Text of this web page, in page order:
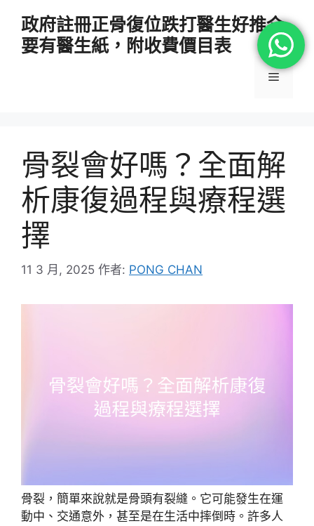
政府註冊正骨復位跌打醫生好推介
要有醫生紙，附收費價目表
選
骨裂會好嗎？全面解
析康復過程與療程選
擇
11 3 月, 2025 作者: PONG CHAN
骨裂，簡單來說就是骨頭有裂縫。它可能發生在運
動中、交通意外，甚至是在生活中摔倒時。許多人